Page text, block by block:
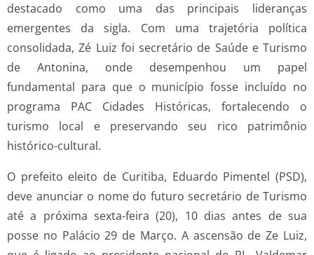
destacado como uma das principais lideranças
emergentes da sigla. Com uma trajetória política
consolidada, Zé Luiz foi secretário de Saúde e Turismo
de Antonina, onde desempenhou um papel
fundamental para que o município fosse incluído no
programa PAC Cidades Históricas, fortalecendo o
turismo local e preservando seu rico patrimônio
histórico-cultural.
O prefeito eleito de Curitiba, Eduardo Pimentel (PSD),
deve anunciar o nome do futuro secretário de Turismo
até a próxima sexta-feira (20), 10 dias antes de sua
posse no Palácio 29 de Março. A ascensão de Ze Luiz,